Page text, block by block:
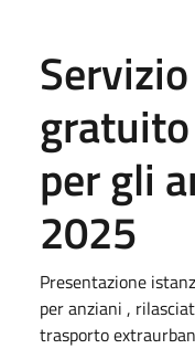
per gli
2025
Presentazione
per anziani ,
trasporto